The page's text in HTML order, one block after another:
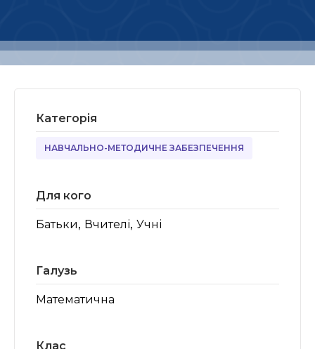
Категорія
НАВЧАЛЬНО-МЕТОДИЧНЕ ЗАБЕЗПЕЧЕННЯ
Для кого
Батьки, Вчителі, Учні
Галузь
Математична
Клас